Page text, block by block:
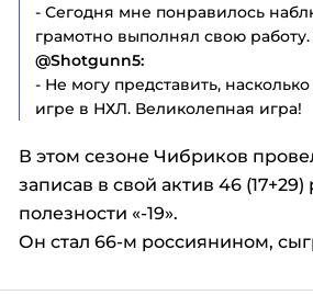
- Сегодня мне понравилось
грамотно выполнял свою
@Shotgunn5:
- Не могу представить,
игре в НХЛ. Великолепная игра!
В этом сезоне Чибриков
записав в свой актив 46
полезности «-19».
Он стал 66-м россиянином,